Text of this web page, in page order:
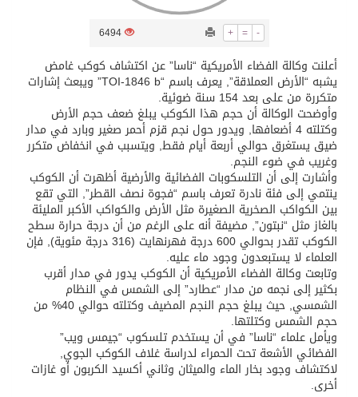
+ = -
6494
أعلنت وكالة الفضاء الأمريكية “ناسا” عن اكتشاف كوكب غامض
يشبه “الأرض العملاقة”, يعرف باسم “TOI-1846 b” ويبعث إشارات
متكررة من على بعد 154 سنة ضوئية.
وأوضحت الوكالة أن حجم هذا الكوكب يبلغ ضعف حجم الأرض
وكتلته 4 أضعافها, ويدور حول نجم قزم أحمر صغير وبارد في مدار
ضيق يستغرق حوالي أربعة أيام فقط, ويتسبب في انخفاض متكرر
وغريب في ضوء النجم.
وأشارت إلى أن التلسكوبات الفضائية والأرضية أظهرت أن الكوكب
ينتمي إلى فئة نادرة تعرف باسم “فجوة نصف القطر”, التي تقع
بين الكواكب الصخرية الصغيرة مثل الأرض والكواكب الأكبر المليئة
بالغاز مثل “نبتون”, مضيفة أنه على الرغم من أن درجة حرارة سطح
الكوكب تقدر بحوالي 600 درجة فهرنهايت (316 درجة مئوية), فإن
العلماء لا يستبعدون وجود ماء عليه.
وتابعت وكالة الفضاء الأمريكية أن الكوكب يدور في مدار أقرب
بكثير إلى نجمه من مدار “عطارد” إلى الشمس في النظام
الشمسي, حيث يبلغ حجم النجم المضيف وكتلته حوالي 40% من
حجم الشمس وكتلتها.
ويأمل علماء “ناسا” في أن يستخدم تلسكوب “جيمس ويب”
الفضائي الأشعة تحت الحمراء لدراسة غلاف الكوكب الجوي,
لاكتشاف وجود بخار الماء والميثان وثاني أكسيد الكربون أو غازات
أخرى.